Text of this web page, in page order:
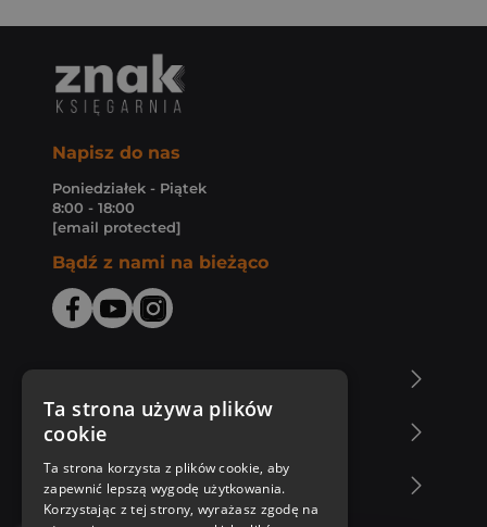
Napisz do nas
Poniedziałek - Piątek
8:00 - 18:00
[email protected]
Bądź z nami na bieżąco
Zakupy u nas
Nasza oferta
Ta strona używa plików
cookie
Ta strona korzysta z plików cookie, aby
zapewnić lepszą wygodę użytkowania.
Korzystając z tej strony, wyrażasz zgodę na